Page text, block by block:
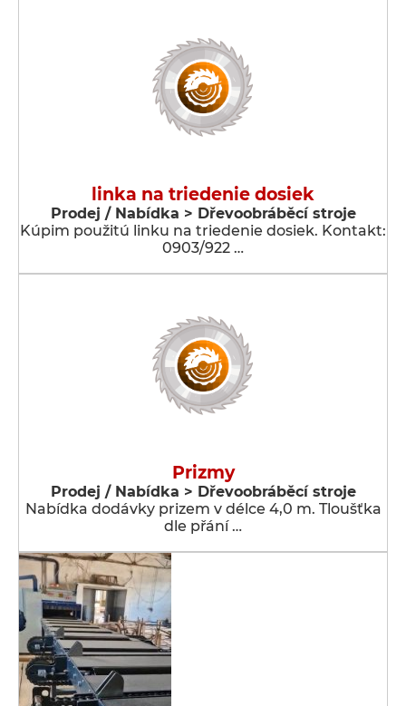
linka na triedenie dosiek
Prodej / Nabídka > Dřevoobráběcí stroje
Kúpim použitú linku na triedenie dosiek. Kontakt:
0903/922 …
Prizmy
Prodej / Nabídka > Dřevoobráběcí stroje
Nabídka dodávky prizem v délce 4,0 m. Tloušťka
dle přání …